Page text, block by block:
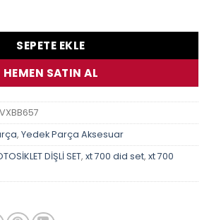
2024 Dıd 525Vx3 Xring Sunstar
SEPETE EKLE
HEMEN SATIN AL
, Yedek Parça Aksesuar
DİŞLİ SET, xt 700 did set, xt 700